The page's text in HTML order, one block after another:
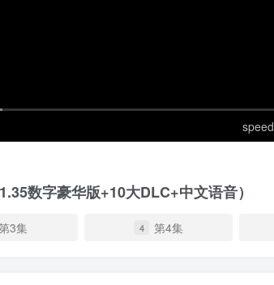
speed
数字豪华版+10大DLC+中文语音）
3集 4 第4集